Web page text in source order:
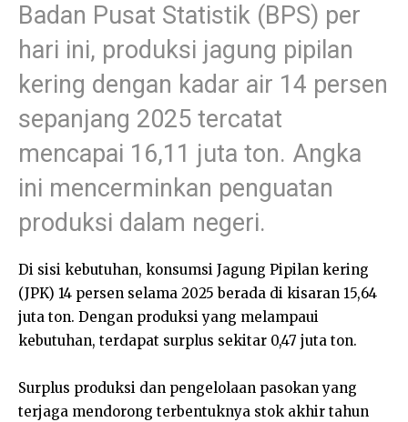
Badan Pusat Statistik (BPS) per
hari ini, produksi jagung pipilan
kering dengan kadar air 14 persen
sepanjang 2025 tercatat
mencapai 16,11 juta ton. Angka
ini mencerminkan penguatan
produksi dalam negeri.
Di sisi kebutuhan, konsumsi Jagung Pipilan kering
(JPK) 14 persen selama 2025 berada di kisaran 15,64
juta ton. Dengan produksi yang melampaui
kebutuhan, terdapat surplus sekitar 0,47 juta ton.
Surplus produksi dan pengelolaan pasokan yang
terjaga mendorong terbentuknya stok akhir tahun